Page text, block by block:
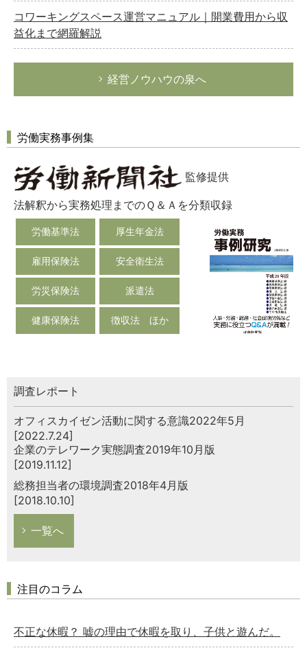
コワーキングスペース運営マニュアル｜開業費用から収
益化まで網羅解説
経営ノウハウの泉へ
労働実務事例集
監修提供
法解釈から実務処理までのＱ＆Ａを分類収録
労働基準法 厚生年金法
雇用保険法 安全衛生法
労災保険法 派遣法
健康保険法 徴収法 ほか
調査レポート
オフィスカイゼン活動に関する意識2022年5月
[2022.7.24]
企業のテレワーク実態調査2019年10月版
[2019.11.12]
総務担当者の環境調査2018年4月版
[2018.10.10]
一覧へ
注目のコラム
不正な休暇？ 嘘の理由で休暇を取り、子供と遊んだ。